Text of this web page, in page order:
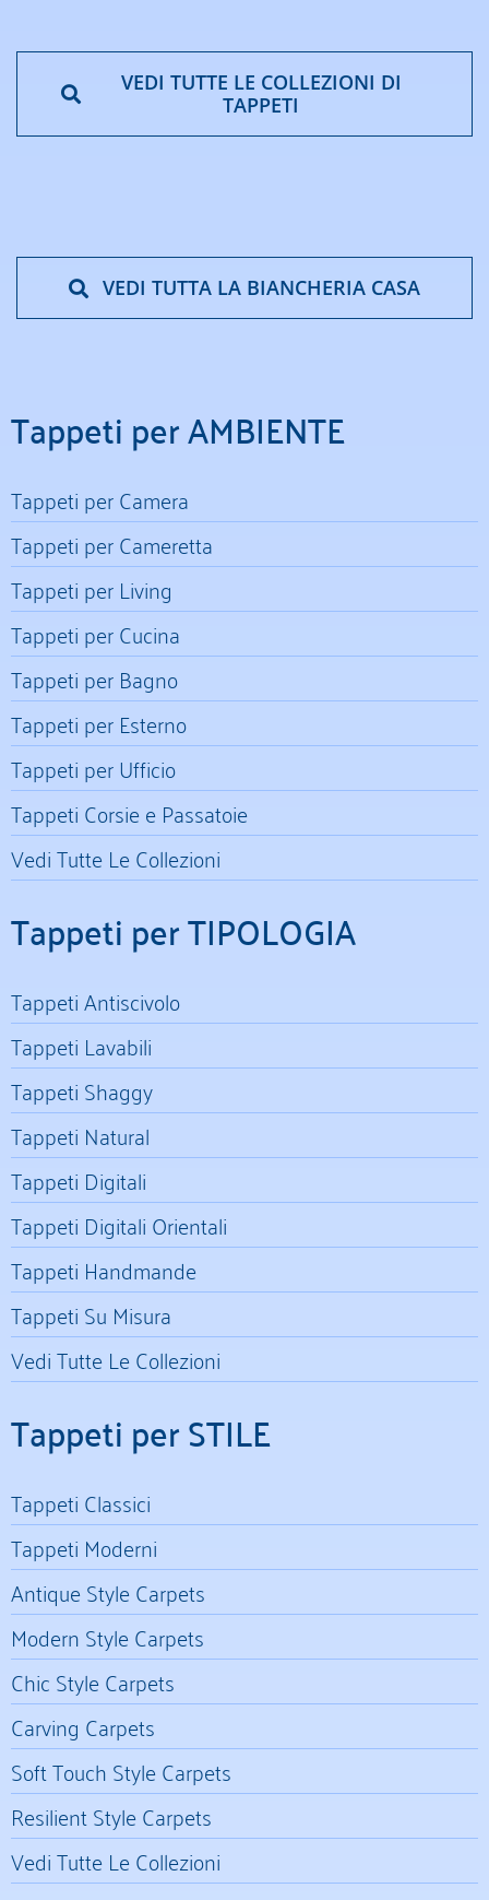
VEDI TUTTE LE COLLEZIONI DI
TAPPETI
VEDI TUTTA LA BIANCHERIA CASA
Tappeti per AMBIENTE
Tappeti per Camera
Tappeti per Cameretta
Tappeti per Living
Tappeti per Cucina
Tappeti per Bagno
Tappeti per Esterno
Tappeti per Ufficio
Tappeti Corsie e Passatoie
Vedi Tutte Le Collezioni
Tappeti per TIPOLOGIA
Tappeti Antiscivolo
Tappeti Lavabili
Tappeti Shaggy
Tappeti Natural
Tappeti Digitali
Tappeti Digitali Orientali
Tappeti Handmande
Tappeti Su Misura
Vedi Tutte Le Collezioni
Tappeti per STILE
Tappeti Classici
Tappeti Moderni
Antique Style Carpets
Modern Style Carpets
Chic Style Carpets
Carving Carpets
Soft Touch Style Carpets
Resilient Style Carpets
Vedi Tutte Le Collezioni